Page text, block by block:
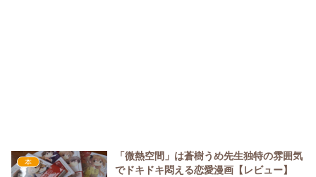
本
「微熱空間」は蒼樹うめ先生独特の雰囲気
でドキドキ悶える恋愛漫画【レビュー】